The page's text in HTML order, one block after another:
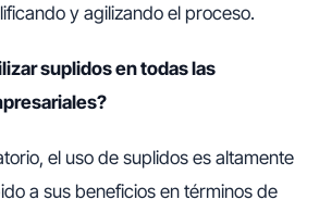
y agilizando el proceso.
suplidos en todas las
el uso de suplidos es altamente
a sus beneficios en términos de